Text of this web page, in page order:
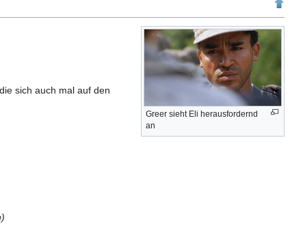
Greer sieht Eli herausfordernd
an
sich auch mal auf den